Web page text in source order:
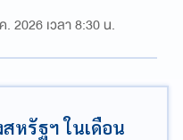
. 2026 เวลา 8:30 น.
หรัฐฯ ในเดือน